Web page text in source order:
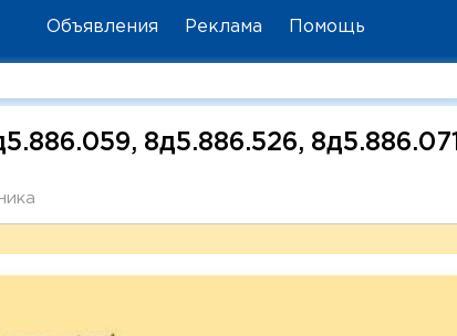
Объявления Реклама Помощь
8д5.886.526, 8д5.886.071